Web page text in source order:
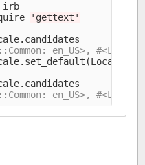
irb
'gettext'
en_US>,
(
en_US>,